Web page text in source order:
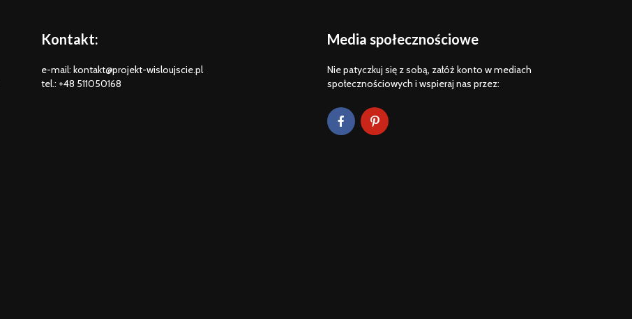
Kontakt:
e-mail: kontakt@projekt-wisloujscie.pl
tel.: +48 511050168
Media społecznościowe
Nie patyczkuj się z sobą, załóż konto w mediach
społecznościowych i wspieraj nas przez: